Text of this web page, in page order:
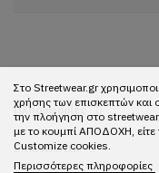
Πληροφορίες
Επικοινωνία
Στο Streetwear.gr
χρήσης των επισκεπτών και
την πλοήγηση στο
με το κουμπί ΑΠΟΔΟΧΗ, είτε
Customize cookies.
Περισσότερες πληροφορίες